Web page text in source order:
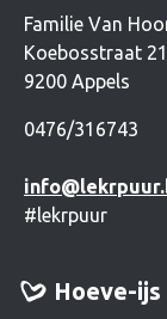
Familie Van
Koebosstraat 21
9200 Appels
0476/316743
#lekrpuur
Hoeve-ijs